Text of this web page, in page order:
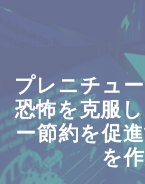
ッ
プレニチュ
恐怖を克服
ー節約を促
を